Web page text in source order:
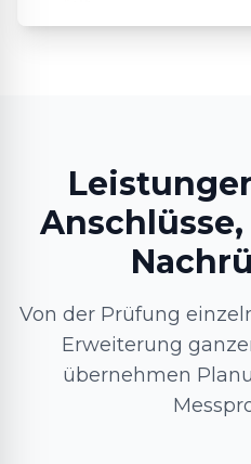
Von der Prüfung
Erweiterung
übernehmen